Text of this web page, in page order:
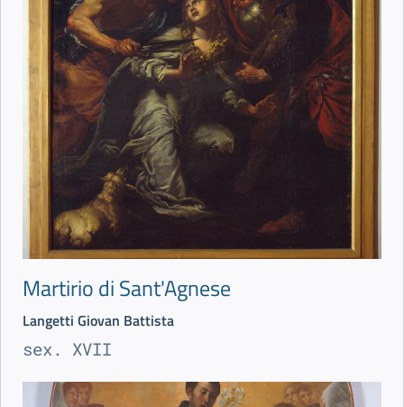
Martirio di Sant'Agnese
Langetti Giovan Battista
sex. XVII